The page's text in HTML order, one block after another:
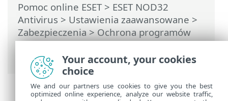
Pomoc online ESET> ESET NOD32
Antivirus > Ustawienia zaawansowane >
Zabezpieczenia>Ochrona programów
poczty e-mail> Ochrona skrzynki
pocztowejYour account, your cookies
choice
We and our partners use cookies to give you the best
optimized online experience, analyze our website traffic,